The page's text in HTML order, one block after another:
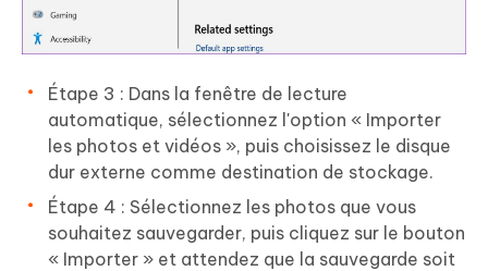
Étape 3 : Dans la fenêtre de lecture
automatique, sélectionnez l'option « Importer
les photos et vidéos », puis choisissez le disque
dur externe comme destination de stockage.
Étape 4 : Sélectionnez les photos que vous
souhaitez sauvegarder, puis cliquez sur le bouton
« Importer » et attendez que la sauvegarde soit